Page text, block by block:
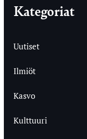
Kategoriat
Uutiset
Ilmiöt
Kasvo
Kulttuuri